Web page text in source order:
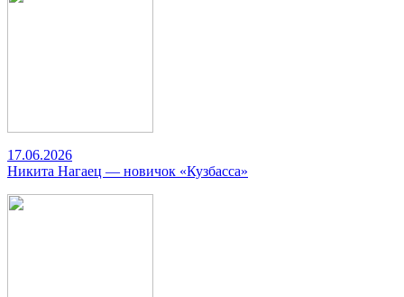
17.06.2026
Никита Нагаец — новичок «Кузбасса»